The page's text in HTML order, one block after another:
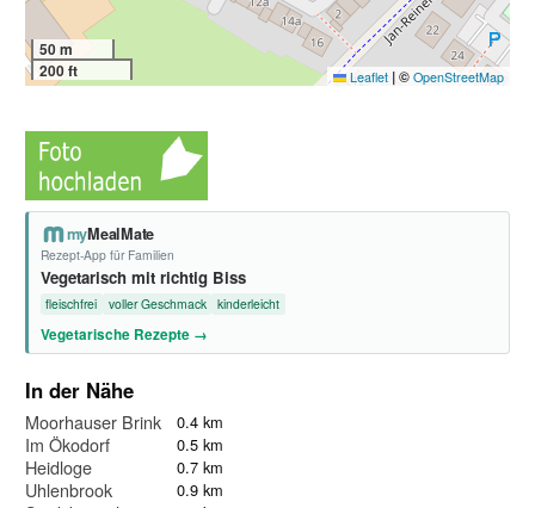
50 m
200 ft
Leaflet |© OpenStreetMap
myMealMate
Rezept-App für Familien
Vegetarisch mit richtig Biss
fleischfrei voller Geschmack kinderleicht
Vegetarische Rezepte →
In der Nähe
Moorhauser Brink 0.4 km
Im Ökodorf 0.5 km
Heidloge 0.7 km
Uhlenbrook 0.9 km